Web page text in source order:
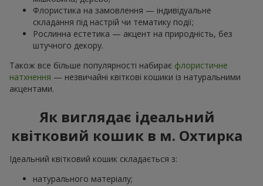
Флористика на замовлення — індивідуальне
складання під настрій чи тематику події;
Рослинна естетика — акцент на природність, без
штучного декору.
Також все більше популярності набирає флористичне
натхнення — незвичайні квіткові кошики із натуральними
акцентами.
Як виглядає ідеальний
квітковий кошик в м. Охтирка
Ідеальний квітковий кошик складається з:
натурального матеріалу;